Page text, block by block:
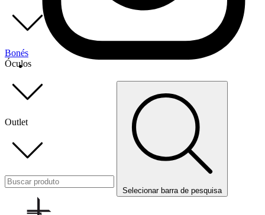
Bonés
Óculos
Outlet
Selecionar barra de pesquisa